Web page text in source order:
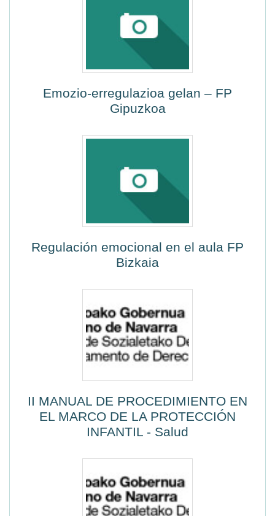
Emozio-erregulazioa gelan – FP
Gipuzkoa
Regulación emocional en el aula FP
Bizkaia
II MANUAL DE PROCEDIMIENTO EN
EL MARCO DE LA PROTECCIÓN
INFANTIL - Salud